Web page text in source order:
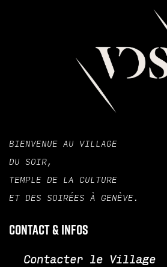
BIENVENUE AU VILLAGE
DU SOIR,
TEMPLE DE LA CULTURE
ET DES SOIRÉES À GENÈVE.
Contact & infos
Contacter le Village